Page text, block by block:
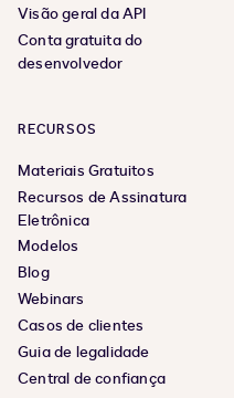
Visão geral da API
Conta gratuita do
desenvolvedor
RECURSOS
Materiais Gratuitos
Recursos de Assinatura
Eletrônica
Modelos
Blog
Webinars
Casos de clientes
Guia de legalidade
Central de confiança